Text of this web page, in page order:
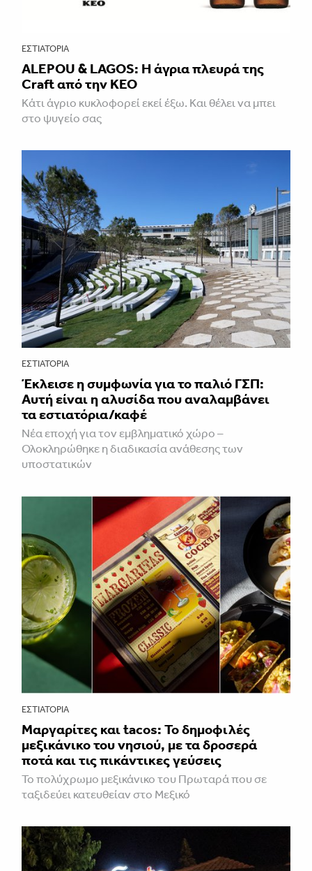
ΕΣΤΙΑΤΌΡΙΑ
ALEPOU & LAGOS: Η άγρια πλευρά της
Craft από την ΚΕΟ
Κάτι άγριο κυκλοφορεί εκεί έξω. Και θέλει να μπει
στο ψυγείο σας
ΕΣΤΙΑΤΌΡΙΑ
Έκλεισε η συμφωνία για το παλιό ΓΣΠ:
Αυτή είναι η αλυσίδα που αναλαμβάνει
τα εστιατόρια/καφέ
Νέα εποχή για τον εμβληματικό χώρο –
Ολοκληρώθηκε η διαδικασία ανάθεσης των
υποστατικών
ΕΣΤΙΑΤΌΡΙΑ
Μαργαρίτες και tacos: Το δημοφιλές
μεξικάνικο του νησιού, με τα δροσερά
ποτά και τις πικάντικες γεύσεις
Το πολύχρωμο μεξικάνικο του Πρωταρά που σε
ταξιδεύει κατευθείαν στο Μεξικό